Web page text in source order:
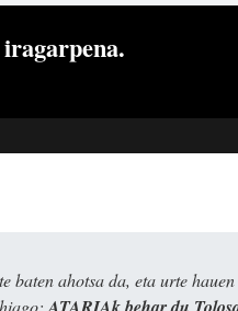
baten ahotsa da, eta urte